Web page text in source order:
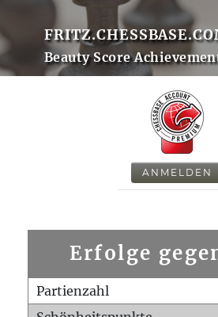
Beauty Score
ANMELDEN
Erfolge
Partienzahl